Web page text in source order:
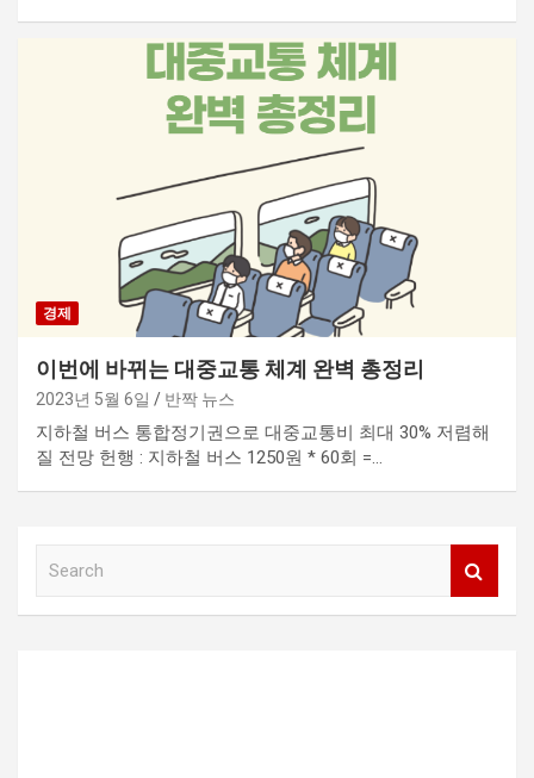
경제
이번에 바뀌는 대중교통 체계 완벽 총정리
2023년 5월 6일 반짝 뉴스
지하철 버스 통합정기권으로 대중교통비 최대 30% 저렴해
질 전망 헌행 : 지하철 버스 1250원 * 60회 =…